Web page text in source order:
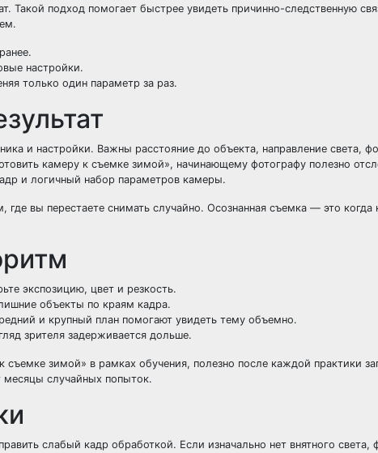
Такой подход помогает быстрее увидеть причинно-следственную
настройки.
только один параметр за раз.
и настройки. Важны расстояние до объекта, направление света,
камеру к съемке зимой», начинающему фотографу полезно
и логичный набор параметров камеры.
где вы перестаете снимать случайно. Осознанная съемка — это
экспозицию, цвет и резкость.
объекты по краям кадра.
и крупный план помогают увидеть тему объемно.
зрителя задерживается дольше.
съемке зимой» в рамках обучения, полезно после каждой практики
месяцы случайных попыток.
слабый кадр обработкой. Если изначально нет внятного света,